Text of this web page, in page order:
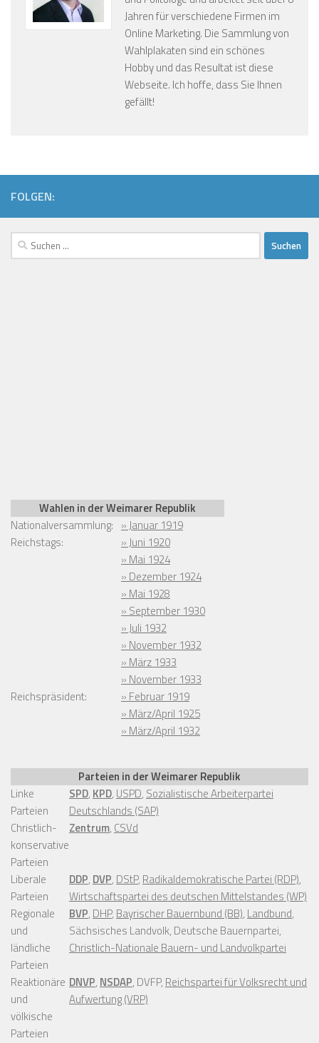
Jahren für verschiedene Firmen im
Online Marketing. Die Sammlung von
Wahlplakaten sind ein schönes
Hobby und das Resultat ist diese
Webseite. Ich hoffe, dass Sie Ihnen
gefällt!
FOLGEN:
Suchen
nach:
Wahlen in der Weimarer Republik
Nationalversammlung: » Januar 1919
Reichstags:
» Juni 1920
» Mai 1924
» Dezember 1924
» Mai 1928
» September 1930
» Juli 1932
» November 1932
» März 1933
» November 1933
Reichspräsident:
» Februar 1919
» März/April 1925
» März/April 1932
Parteien in der Weimarer Republik
Linke
Parteien
SPD, KPD, USPD, Sozialistische Arbeiterpartei
Deutschlands (SAP)
Christlich-
konservative
Parteien
Zentrum, CSVd
Liberale
Parteien
DDP, DVP, DStP, Radikaldemokratische Partei (RDP),
Wirtschaftspartei des deutschen Mittelstandes (WP)
Regionale
und
ländliche
Parteien
BVP, DHP, Bayrischer Bauernbund (BB), Landbund,
Sächsisches Landvolk, Deutsche Bauernpartei,
Christlich-Nationale Bauern- und Landvolkpartei
Reaktionäre
und
völkische
Parteien
DNVP, NSDAP, DVFP, Reichspartei für Volksrecht und
Aufwertung (VRP)